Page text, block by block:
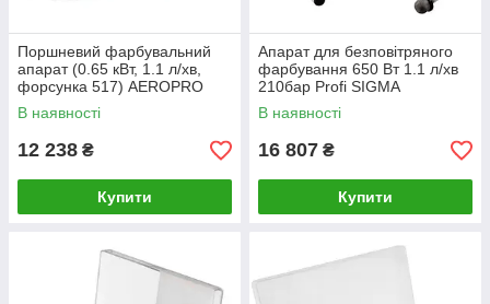
Поршневий фарбувальний
апарат (0.65 кВт, 1.1 л/хв,
форсунка 517) AEROPRO
RP8626
В наявності
12 238 ₴
Купити
Апарат для безповітряного
фарбування 650 Вт 1.1 л/хв
210бар Profi SIGMA
(6816561)
В наявності
16 807 ₴
Купити